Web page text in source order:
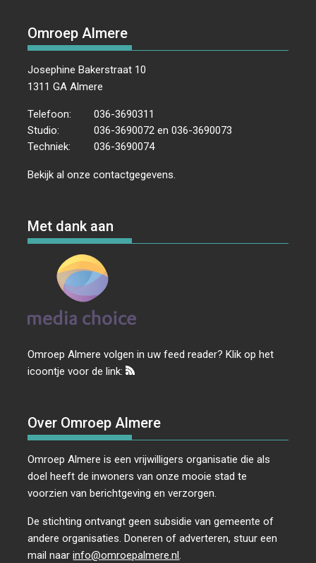
Omroep Almere
Josephine Bakerstraat 10
1311 GA Almere
Telefoon:
036-3690311
Studio:
036-3690072 en 036-3690073
Techniek:
036-3690074
Bekijk al onzecontactgegevens
Met dank aan
Omroep Almere volgen in uw feed reader? Klik op het
icoontje voor de link:
Over Omroep Almere
Omroep Almere is een vrijwilligers organisatie die als
doel heeft de inwoners van onze mooie stad te
voorzien van berichtgeving en verzorgen.
De stichting ontvangt geen subsidie van gemeente of
andere organisaties. Doneren of adverteren, stuur een
mail naarinfo@omroepalmere.nl.